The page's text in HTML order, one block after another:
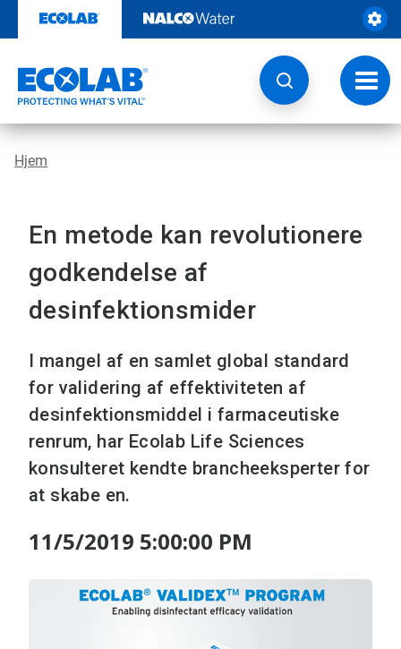
indhold
Skift
Hjem
En metode kan revolutionere
godkendelse af
desinfektionsmider
I mangel af en samlet global standard
for validering af effektiviteten af
desinfektionsmiddel i farmaceutiske
renrum, har Ecolab Life Sciences
konsulteret kendte brancheeksperter for
at skabe en.
11/5/2019 5:00:00 PM